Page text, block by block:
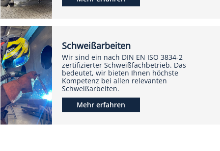
Schweißarbeiten
Wir sind ein nach DIN EN ISO 3834-2
zertifizierter Schweißfachbetrieb. Das
bedeutet, wir bieten Ihnen höchste
Kompetenz bei allen relevanten
Schweißarbeiten.
Mehr erfahren